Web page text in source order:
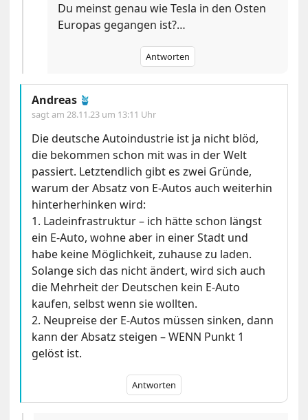
Du meinst genau wie Tesla in den Osten
Europas gegangen ist?…
Antworten
Andreas 🪴
sagt am28.11.23 um 13:11 Uhr
Die deutsche Autoindustrie ist ja nicht blöd,
die bekommen schon mit was in der Welt
passiert. Letztendlich gibt es zwei Gründe,
warum der Absatz von E-Autos auch weiterhin
hinterherhinken wird:
1. Ladeinfrastruktur – ich hätte schon längst
ein E-Auto, wohne aber in einer Stadt und
habe keine Möglichkeit, zuhause zu laden.
Solange sich das nicht ändert, wird sich auch
die Mehrheit der Deutschen kein E-Auto
kaufen, selbst wenn sie wollten.
2. Neupreise der E-Autos müssen sinken, dann
kann der Absatz steigen – WENN Punkt 1
gelöst ist.
Antworten